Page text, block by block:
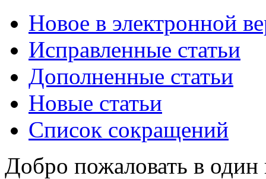
Новое в электронной
Исправленные статьи
Дополненные статьи
Новые статьи
Список сокращений
Добро пожаловать в